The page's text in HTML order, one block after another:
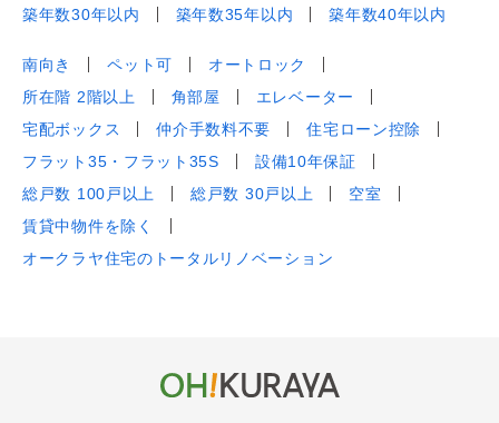
築年数30年以内
築年数35年以内 築年数40年以内
南向き ペット可
オートロック
所在階 2階以上
角部屋
エレベーター
宅配ボックス
仲介手数料不要
住宅ローン控除
フラット35・フラット35S
設備10年保証
総戸数 100戸以上
総戸数 30戸以上
空室
賃貸中物件を除く
オークラヤ住宅のトータルリノベーション